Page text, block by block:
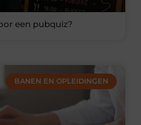
een pubquiz?
BANEN EN OPLEIDINGEN